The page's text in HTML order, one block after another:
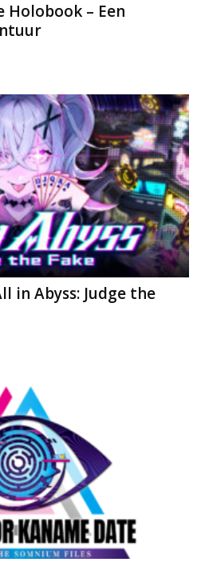
Holobook – Een
in Abyss: Judge the